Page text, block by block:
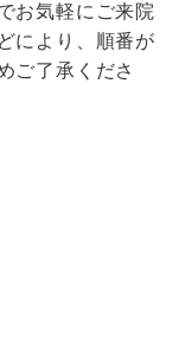
お気軽にご来院
により、順番が
ご了承くださ